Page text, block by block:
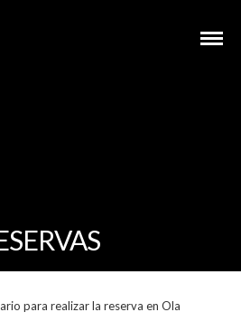
para realizar la reserva en Ola